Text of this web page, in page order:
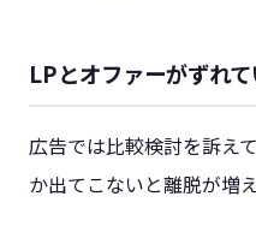
LPとオファーがずれて
広告では比較検討を訴え
か出てこないと離脱が増え